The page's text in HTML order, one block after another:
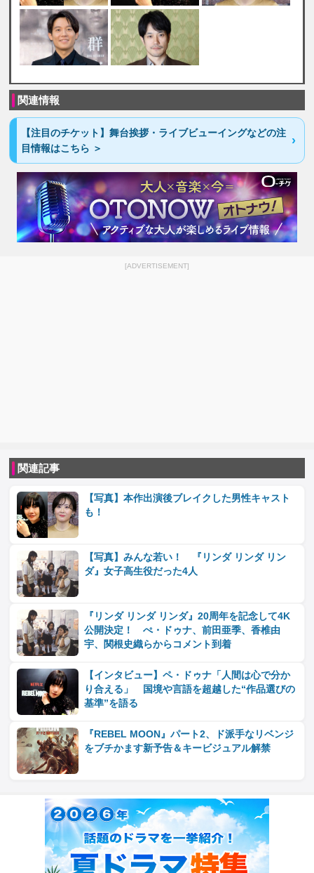
関連情報
【注目のチケット】舞台挨拶・ライブビューイングなどの注
目情報はこちら ＞
[ADVERTISEMENT]
関連記事
【写真】本作出演後ブレイクした男性キャスト
も！
【写真】みんな若い！ 『リンダ リンダ リン
ダ』女子高生役だった4人
『リンダ リンダ リンダ』20周年を記念して4K
公開決定！ ぺ・ドゥナ、前田亜季、香椎由
宇、関根史織らからコメント到着
【インタビュー】ペ・ドゥナ「人間は心で分か
り合える」 国境や言語を超越した“作品選びの
基準”を語る
『REBEL MOON』パート2、ド派手なリベンジ
をブチかます新予告＆キービジュアル解禁